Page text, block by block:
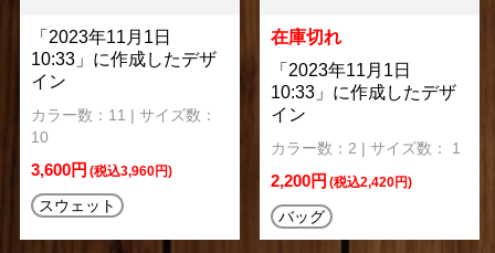
「2023年11月1日
10:33」に作成したデザ
イン
カラー数：11 | サイズ数：
10
3,600円 (税込3,960円)
スウェット
在庫切れ
「2023年11月1日
10:33」に作成したデザ
イン
カラー数：2 | サイズ数： 1
2,200円 (税込2,420円)
バッグ